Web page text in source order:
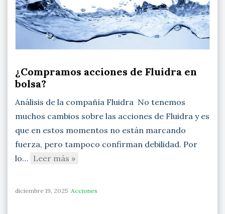
¿Compramos acciones de Fluidra en
bolsa?
Análisis de la compañía Fluidra No tenemos
muchos cambios sobre las acciones de Fluidra y es
que en estos momentos no están marcando
fuerza, pero tampoco confirman debilidad. Por
lo… Leer más »
diciembre 19, 2025 Acciones